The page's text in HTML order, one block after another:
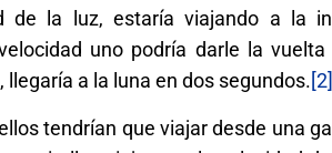
de la luz, estaría viajando a la
uno podría darle la
a la luna en dos segundos.[2]
tendrían que viajar desde una